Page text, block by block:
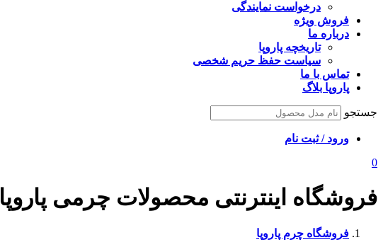
درخواست نمایندگی
فروش ویژه
درباره ما
تاریخچه پاروپا
سیاست حفظ حریم شخصی
تماس با ما
پاروپا بلاگ
جستجو
ورود / ثبت نام
0
فروشگاه اینترنتی محصولات چرمی پاروپا
فروشگاه چرم پاروپا